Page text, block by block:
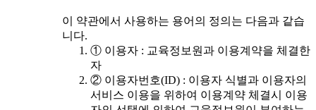
이 약관에서 사용하는 용어의 정의는 다음과 같습
니다.
① 이용자 : 교육정보원과 이용계약을 체결한
자
② 이용자번호(ID) : 이용자 식별과 이용자의
서비스 이용을 위하여 이용계약 체결시 이용